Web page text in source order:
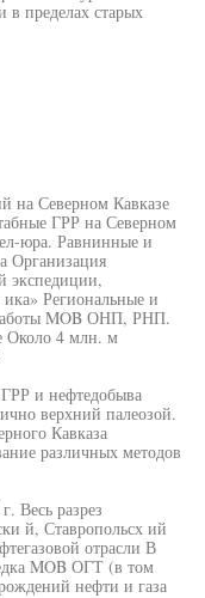
пределах старых
на Северном Кавказе
ГРР на Северном
юра. Равнинные и
Организация
экспедиции,
Региональные и
MOB ОНП, РНП.
Около 4 млн. м
и нефтедобыва
верхний палеозой.
Кавказа
различных методов
Весь разрез
й, Ставропольсх ий
отрасли В
MOB ОГТ (в том
нефти и газа